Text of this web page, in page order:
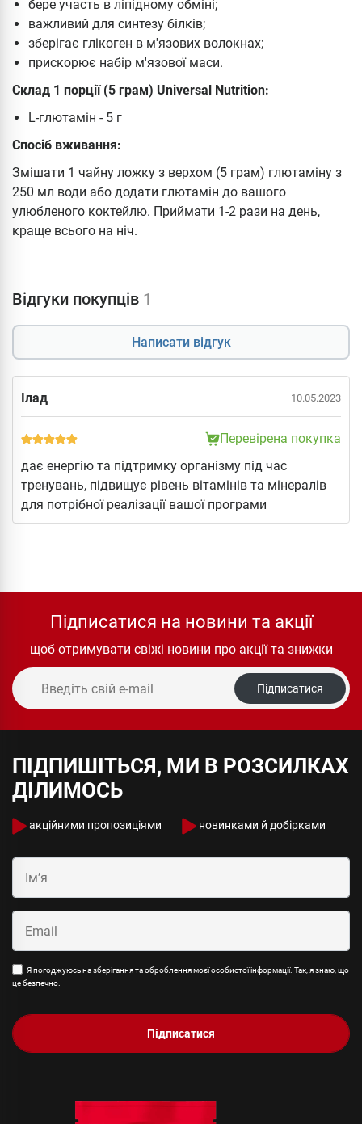
бере участь в ліпідному обміні;
важливий для синтезу білків;
зберігає глікоген в м'язових волокнах;
прискорює набір м'язової маси.
Склад 1 порції (5 грам) Universal Nutrition:
L-глютамін - 5 г
Спосіб вживання:
Змішати 1 чайну ложку з верхом (5 грам) глютаміну з
250 мл води або додати глютамін до вашого
улюбленого коктейлю. Приймати 1-2 рази на день,
краще всього на ніч.
Відгуки покупців 1
Написати відгук
Ілад 10.05.2023
Перевірена покупка
дає енергію та підтримку організму під час
тренувань, підвищує рівень вітамінів та мінералів
для потрібної реалізації вашої програми
Підписатися на новини та акції
щоб отримувати свіжі новини про акції та знижки
Підписатися
ПІДПИШІТЬСЯ, МИ В РОЗСИЛКАХ
ДІЛИМОСЬ
акційними пропозиціями новинками й добірками
Я погоджуюсь на зберігання та оброблення моєї особистої інформації. Так, я знаю, що
це безпечно.
Підписатися